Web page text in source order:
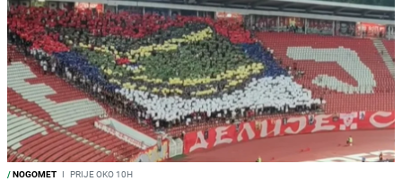
/NOGOMET I PRIJE OKO 10H